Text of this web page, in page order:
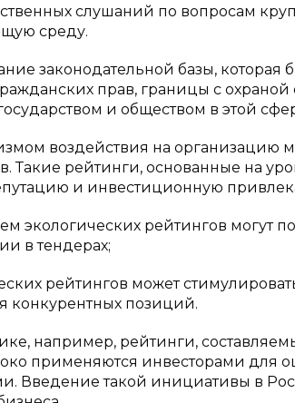
слушаний по вопросам
среду.
законодательной базы, которая
прав, границы с
и обществом в этой
воздействия на организацию
Такие рейтинги, основанные на
и инвестиционную
экологических рейтингов могут
в тендерах;
рейтингов может
конкурентных позиций.
например, рейтинги,
применяются инвесторами для
Введение такой инициативы в